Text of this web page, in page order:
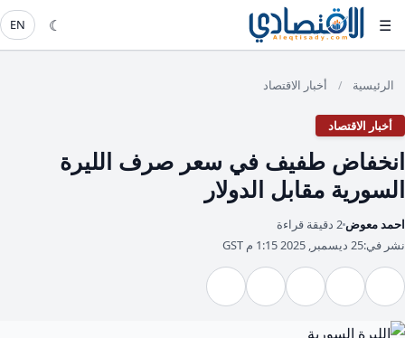
☰
☾
EN
الرئيسية / أخبار الاقتصاد
أخبار الاقتصاد
انخفاض طفيف في سعر صرف الليرة
السورية مقابل الدولار
احمد معوض 2 دقيقة قراءة
نشر في:25 ديسمبر, 2025 1:15 م GST